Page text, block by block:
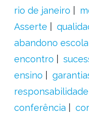
rio de janeiro
Asserte
abandono
encontro
ensino
conferência